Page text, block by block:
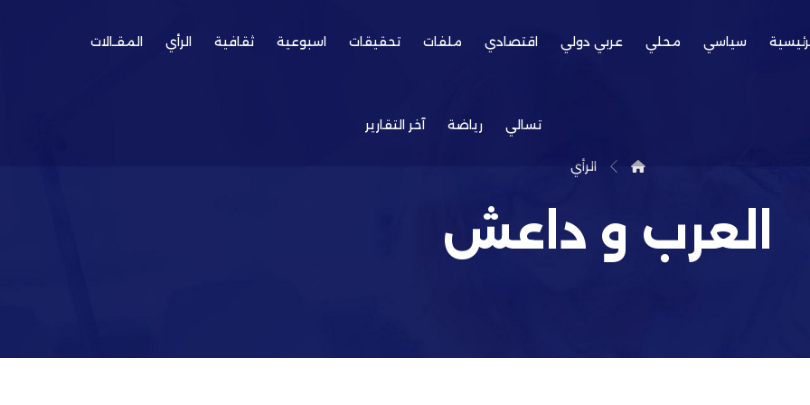
سياسي محلي عربي دولي اقتصادي ملفات تحقيقات اسبوعية ثقافية الرأي المقـالات
تسالي رياضة آخر التقارير
الرأي
العرب و داعش